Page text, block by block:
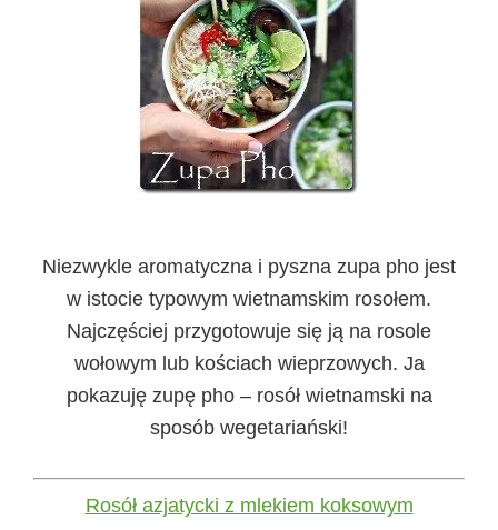
Niezwykle aromatyczna i pyszna zupa pho jest
w istocie typowym wietnamskim rosołem.
Najczęściej przygotowuje się ją na rosole
wołowym lub kościach wieprzowych. Ja
pokazuję zupę pho – rosół wietnamski na
sposób wegetariański!
Rosół azjatycki z mlekiem koksowym